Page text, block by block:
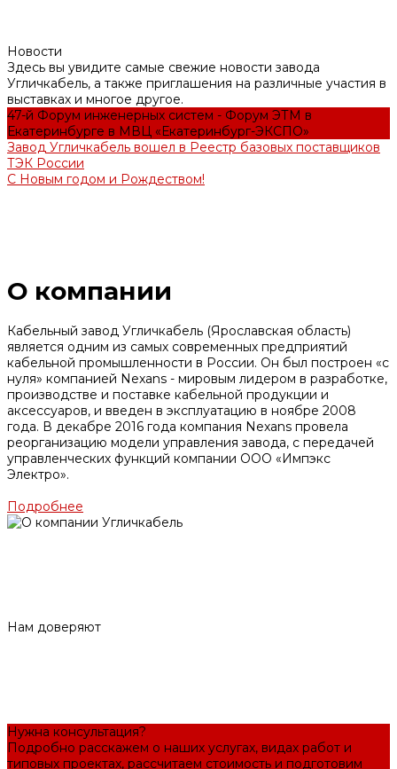
Новости
Здесь вы увидите самые свежие новости завода
Угличкабель, а также приглашения на различные участия в
выставках и многое другое.
47-й Форум инженерных систем - Форум ЭТМ в
Екатеринбурге в МВЦ «Екатеринбург-ЭКСПО»
Завод Угличкабель вошел в Реестр базовых поставщиков
ТЭК России
С Новым годом и Рождеством!
О компании
Кабельный завод Угличкабель (Ярославская область)
является одним из самых современных предприятий
кабельной промышленности в России. Он был построен «с
нуля» компанией Nexans - мировым лидером в разработке,
производстве и поставке кабельной продукции и
аксессуаров, и введен в эксплуатацию в ноябре 2008
года. В декабре 2016 года компания Nexans провела
реорганизацию модели управления завода, с передачей
управленческих функций компании ООО «Импэкс
Электро».
Подробнее
Нам доверяют
Нужна консультация?
Подробно расскажем о наших услугах, видах работ и
типовых проектах, рассчитаем стоимость и подготовим